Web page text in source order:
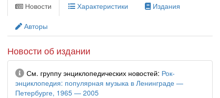
Новости Характеристики Издания
Авторы
Новости об издании
Информация
См. группу энциклопедических новостей Рок-
энциклопедия: популярная музыка в Ленинграде —
Петербурге, 1965 — 2005